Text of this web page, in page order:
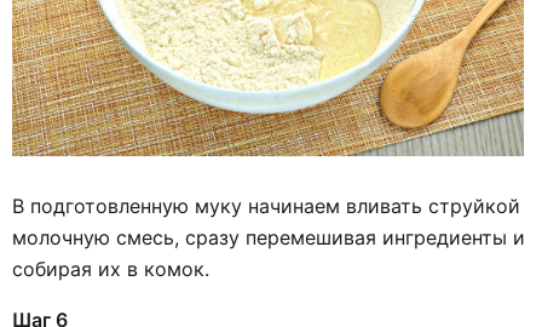
В подготовленную муку начинаем вливать струйкой
молочную смесь, сразу перемешивая ингредиенты и
собирая их в комок.
Шаг 6